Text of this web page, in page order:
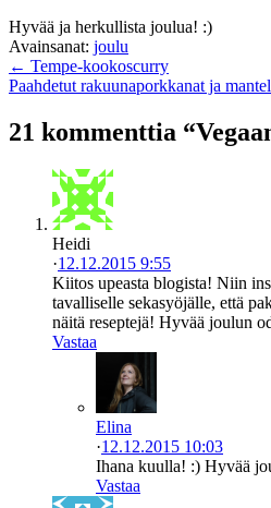
Hyvää ja herkullista joulua! :)
Avainsanat: joulu
← Tempe-kookoscurry
Paahdetut rakuunaporkkanat ja
21 kommenttia
Heidi
·12.12.2015 9:55
Kiitos upeasta blogista! Niin
tavalliselle sekasyöjälle, että
näitä reseptejä! Hyvää joulun
Vastaa
Elina
·12.12.2015 10:03
Ihana kuulla! :) Hyvää
Vastaa